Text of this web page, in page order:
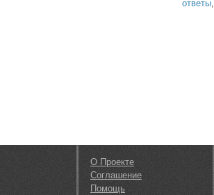
ответы,
О Проекте
Соглашение
Помощь